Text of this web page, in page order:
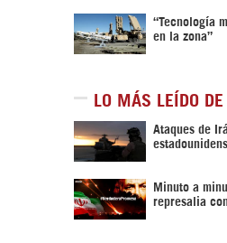
“Tecnología
en la zona”
LO MÁS LEÍDO DE
Ataques de
Minuto a
represalia